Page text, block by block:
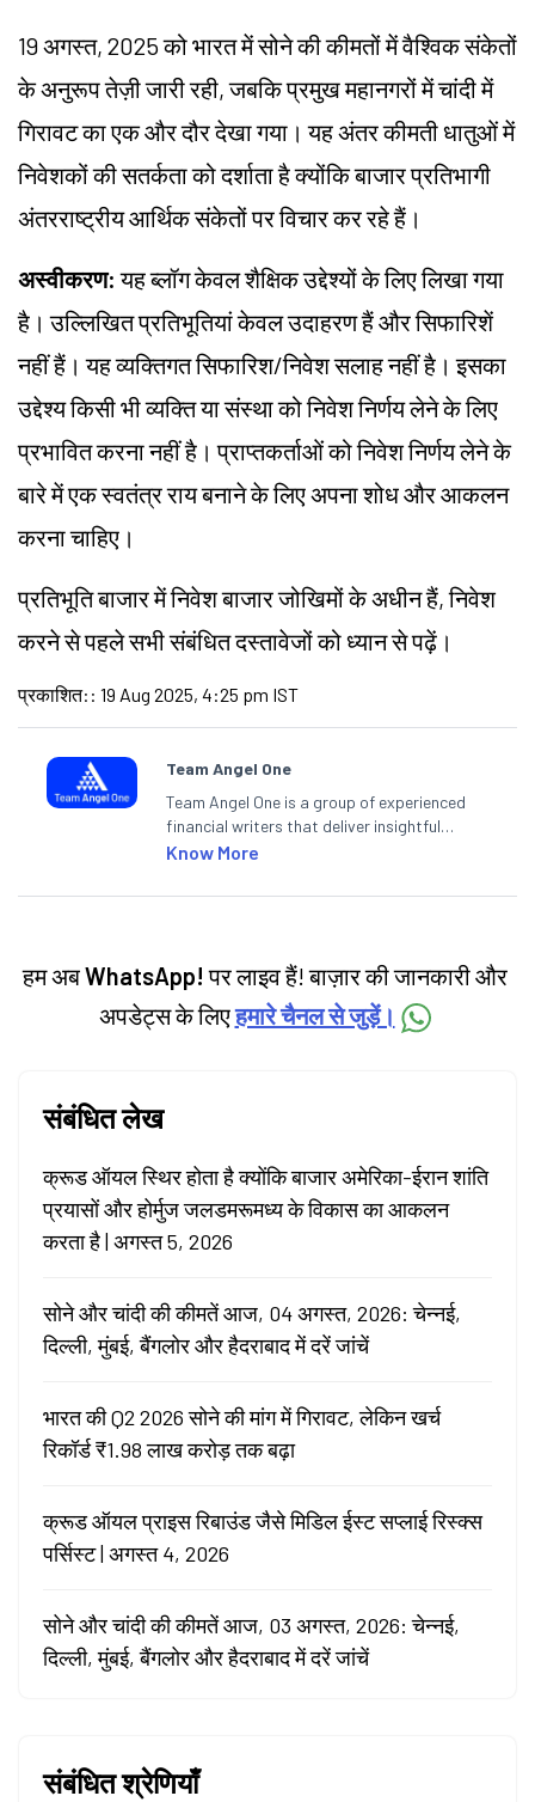
19 अगस्त, 2025 को भारत में सोने की कीमतों में वैश्विक संकेतों
के अनुरूप तेज़ी जारी रही, जबकि प्रमुख महानगरों में चांदी में
गिरावट का एक और दौर देखा गया। यह अंतर कीमती धातुओं में
निवेशकों की सतर्कता को दर्शाता है क्योंकि बाजार प्रतिभागी
अंतरराष्ट्रीय आर्थिक संकेतों पर विचार कर रहे हैं।
अस्वीकरण: यह ब्लॉग केवल शैक्षिक उद्देश्यों के लिए लिखा गया
है। उल्लिखित प्रतिभूतियां केवल उदाहरण हैं और सिफारिशें
नहीं हैं। यह व्यक्तिगत सिफारिश/निवेश सलाह नहीं है। इसका
उद्देश्य किसी भी व्यक्ति या संस्था को निवेश निर्णय लेने के लिए
प्रभावित करना नहीं है। प्राप्तकर्ताओं को निवेश निर्णय लेने के
बारे में एक स्वतंत्र राय बनाने के लिए अपना शोध और आकलन
करना चाहिए।
प्रतिभूति बाजार में निवेश बाजार जोखिमों के अधीन हैं, निवेश
करने से पहले सभी संबंधित दस्तावेजों को ध्यान से पढ़ें।
प्रकाशित: : 19 Aug 2025, 4:25 pm IST
Team Angel One
Team Angel One is a group of experienced
financial writers that deliver insightful
articles on the stock market, IPO, economy,
categories.
Know More
हम अबWhatsApp! पर लाइव हैं! बाज़ार की जानकारी और
अपडेट्स के लिएहमारे चैनल से जुड़ें।
संबंधित लेख
क्रूड ऑयल स्थिर होता है क्योंकि बाजार अमेरिका-ईरान शांति
प्रयासों और होर्मुज जलडमरूमध्य के विकास का आकलन
करता है | अगस्त 5, 2026
सोने और चांदी की कीमतें आज, 04 अगस्त, 2026: चेन्नई,
दिल्ली, मुंबई, बैंगलोर और हैदराबाद में दरें जांचें
भारत की Q2 2026 सोने की मांग में गिरावट, लेकिन खर्च
रिकॉर्ड ₹1.98 लाख करोड़ तक बढ़ा
क्रूड ऑयल प्राइस रिबाउंड जैसे मिडिल ईस्ट सप्लाई रिस्क्स
पर्सिस्ट | अगस्त 4, 2026
सोने और चांदी की कीमतें आज, 03 अगस्त, 2026: चेन्नई,
दिल्ली, मुंबई, बैंगलोर और हैदराबाद में दरें जांचें
संबंधित श्रेणियाँ